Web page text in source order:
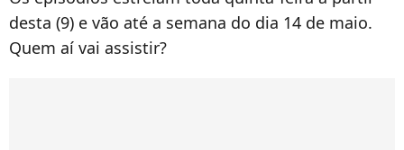
desta (9) e vão até a semana do dia 14 de maio.
Quem aí vai assistir?